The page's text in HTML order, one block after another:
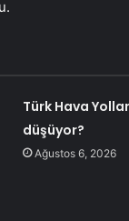
Türk Hava
düşüyor?
Ağustos 6, 2026